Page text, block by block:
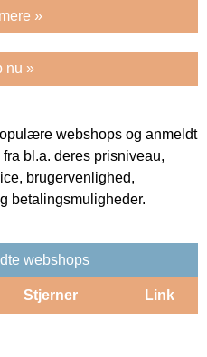
»
nu »
webshops og anmeldt
bl.a. deres prisniveau,
brugervenlighed,
betalingsmuligheder.
webshops
Stjerner Link